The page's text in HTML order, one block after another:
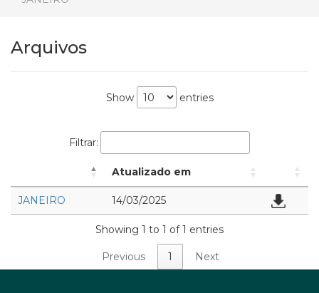
Arquivos
Show entries
Filtrar:
Atualizado em
JANEIRO 14/03/2025
Showing 1 to 1 of 1 entries
Previous 1 Next